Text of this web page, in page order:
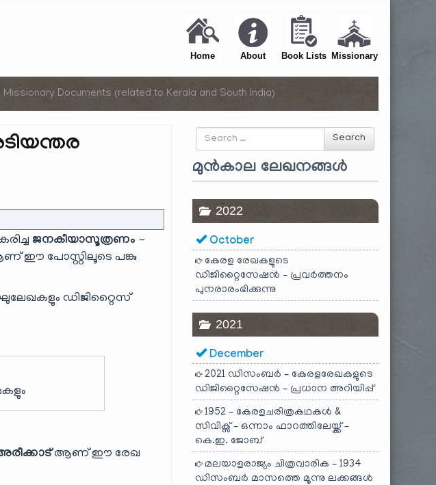
Home About Book Lists Missionary
Missionary Documents (related to Kerala and South India)
ജനകീയാസൂത്രണം –
ഈ പോസ്റ്റിലൂടെ പങ്കു
ഡിജിറ്റൈസ്
ആണ് ഈ രേഖ
Search
for
Search
മുൻകാല ലേഖനങ്ങൾ
2022
October
കേരള രേഖകളുടെ
ഡിജിറ്റൈസേഷൻ – പ്രവർത്തനം
പുനരാരംഭിക്കുന്നു
2021
December
2021 ഡിസംബർ – കേരളരേഖകളുടെ
ഡിജിറ്റൈസേഷൻ – പ്രധാന അറിയിപ്പ്
1952 – കേരളചരിത്രകഥകൾ &
സിവിക്സ് – ഒന്നാം ഫാറത്തിലേയ്ക്ക് –
കെ.ഇ. ജോബ്
മലയാളരാജ്യം ചിത്രവാരിക – 1934
ഡിസംബർ മാസത്തെ മൂന്നു ലക്കങ്ങൾ